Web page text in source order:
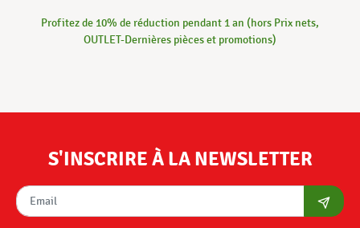
Profitez de 10% de réduction pendant 1 an (hors Prix nets,
OUTLET-Dernières pièces et promotions)
S'INSCRIRE À LA NEWSLETTER